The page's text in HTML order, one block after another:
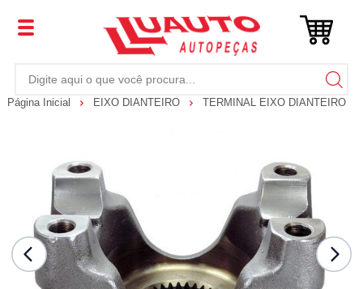
Página Inicial EIXO DIANTEIRO TERMINAL EIXO DIANTEIRO